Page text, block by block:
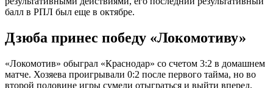
балл в РПЛ был еще в октябре.
Дзюба принес победу «Локомотиву»
«Локомотив» обыграл «Краснодар» со счетом 3:2 в домашнем
матче. Хозяева проигрывали 0:2 после первого тайма, но во
второй половине игры сумели отыграться и выйти вперед.